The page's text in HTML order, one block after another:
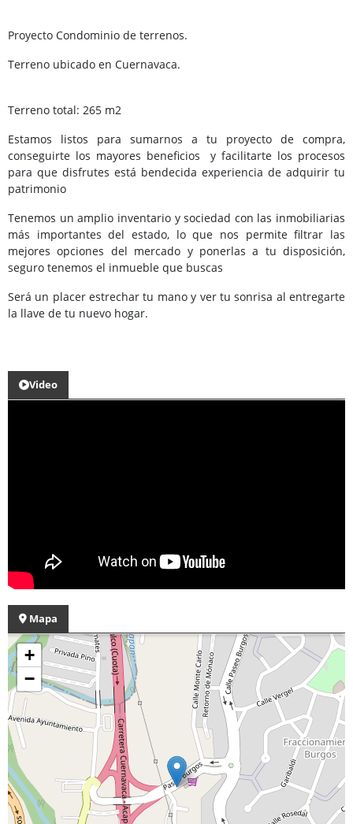
Proyecto Condominio de terrenos.
Terreno ubicado en Cuernavaca.
Terreno total: 265 m2
Estamos listos para sumarnos a tu proyecto de compra,
conseguirte los mayores beneficios y facilitarte los procesos
para que disfrutes está bendecida experiencia de adquirir tu
patrimonio
Tenemos un amplio inventario y sociedad con las inmobiliarias
más importantes del estado, lo que nos permite filtrar las
mejores opciones del mercado y ponerlas a tu disposición,
seguro tenemos el inmueble que buscas
Será un placer estrechar tu mano y ver tu sonrisa al entregarte
la llave de tu nuevo hogar.
Video
Mapa
+
−